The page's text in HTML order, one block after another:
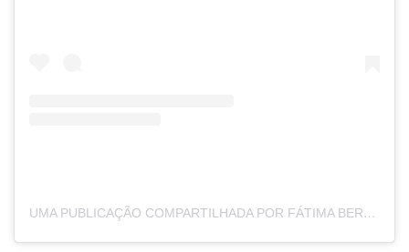
UMA PUBLICAÇÃO COMPARTILHADA POR FÁTIMA BERNARDES (@FATIMABERNARDES)